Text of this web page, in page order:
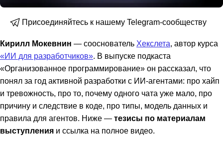
Присоединяйтесь к нашему Telegram-сообществу
Кирилл Мокевнин — сооснователь Хекслета, автор курса
«ИИ для разработчиков». В выпуске подкаста
«Организованное программирование» он рассказал, что
понял за год активной разработки с ИИ-агентами: про хайп
и тревожность, про то, почему одного чата уже мало, про
причину и следствие в коде, про типы, модель данных и
правила для агентов. Ниже — тезисы по материалам
выступления и ссылка на полное видео.